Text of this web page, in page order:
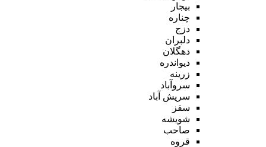
بیجار
چناره
دزج
دلبران
دهگلان
دیواندره
زرینه
سروآباد
سریش آباد
سقز
شویشه
صاحب
قروه